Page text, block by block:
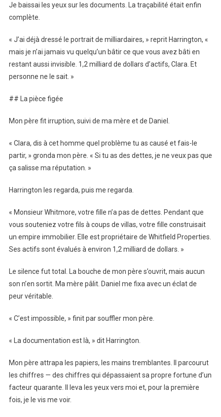
Je baissai les yeux sur les documents. La traçabilité était enfin
complète.
« J’ai déjà dressé le portrait de milliardaires, » reprit Harrington, «
mais je n’ai jamais vu quelqu’un bâtir ce que vous avez bâti en
restant aussi invisible. 1,2 milliard de dollars d’actifs, Clara. Et
personne ne le sait. »
## La pièce figée
Mon père fit irruption, suivi de ma mère et de Daniel.
« Clara, dis à cet homme quel problème tu as causé et fais-le
partir, » gronda mon père. « Si tu as des dettes, je ne veux pas que
ça salisse ma réputation. »
Harrington les regarda, puis me regarda.
« Monsieur Whitmore, votre fille n’a pas de dettes. Pendant que
vous souteniez votre fils à coups de villas, votre fille construisait
un empire immobilier. Elle est propriétaire de Whitfield Properties.
Ses actifs sont évalués à environ 1,2 milliard de dollars. »
Le silence fut total. La bouche de mon père s’ouvrit, mais aucun
son n’en sortit. Ma mère pâlit. Daniel me fixa avec un éclat de
peur véritable.
« C’est impossible, » finit par souffler mon père.
« La documentation est là, » dit Harrington.
Mon père attrapa les papiers, les mains tremblantes. Il parcourut
les chiffres — des chiffres qui dépassaient sa propre fortune d’un
facteur quarante. Il leva les yeux vers moi et, pour la première
fois, je le vis me voir.